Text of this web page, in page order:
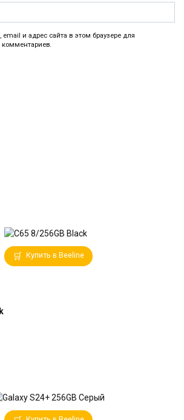
и адрес сайта в этом браузере для
Купить в Beeline